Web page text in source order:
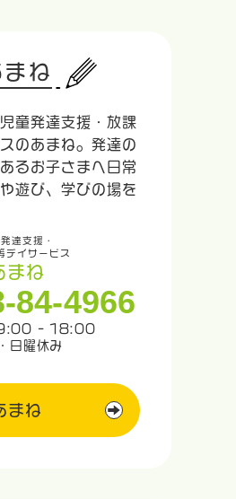
まね
童発達支援・放課
のあまね。発達の
るお子さまへ日常
遊び、学びの場を
達支援・
デイサービス
まね
84-4966
9:00 - 18:00
日曜休み
まね